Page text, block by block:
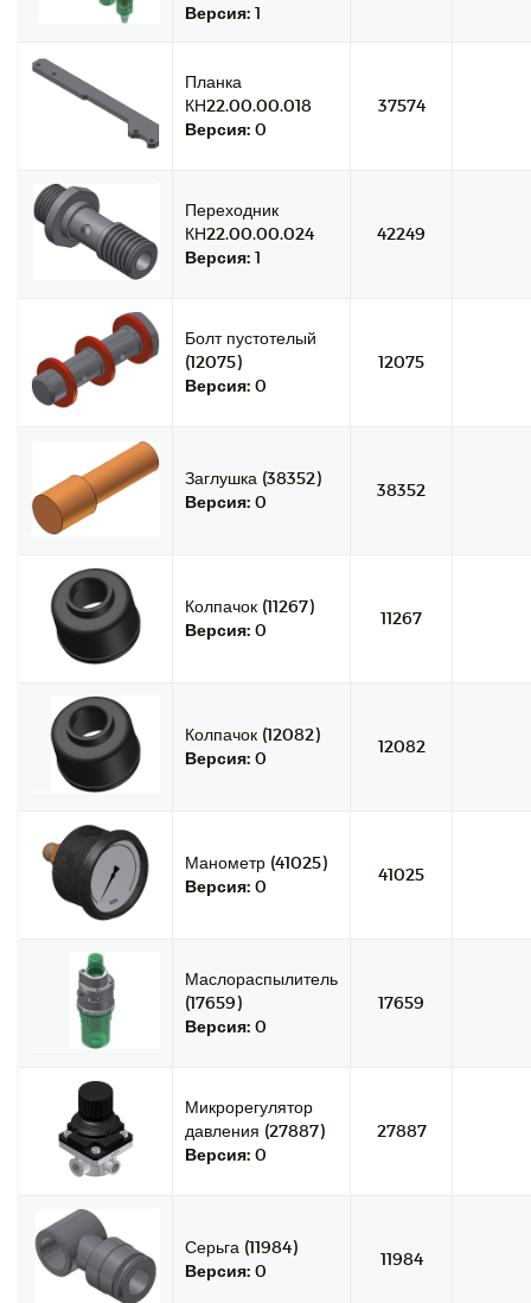
Версия: 1
Планка
КН22.00.00.018
Версия: 0
37574
Переходник
КН22.00.00.024
Версия: 1
42249
Болт пустотелый
(12075)
Версия: 0
12075
Заглушка (38352)
Версия: 0
38352
Колпачок (11267)
Версия: 0
11267
Колпачок (12082)
Версия: 0
12082
Манометр (41025)
Версия: 0
41025
Маслораспылитель
(17659)
Версия: 0
17659
Микрорегулятор
давления (27887)
Версия: 0
27887
Серьга (11984)
Версия: 0
11984